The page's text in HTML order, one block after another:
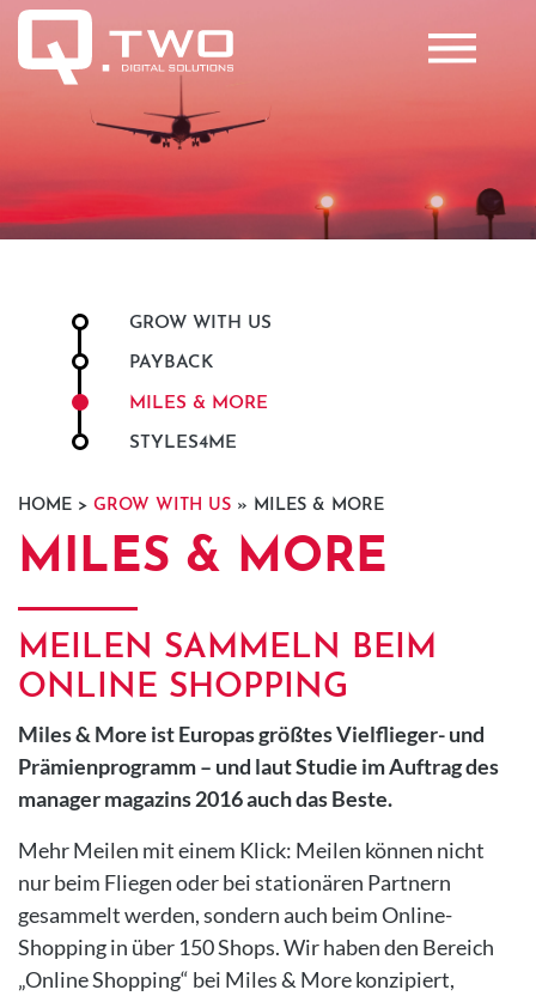
GROW WITH US
PAYBACK
MILES & MORE
STYLES4ME
HOME > GROW WITH US » MILES & MORE
MILES & MORE
MEILEN SAMMELN BEIM
ONLINE SHOPPING
Miles & More ist Europas größtes Vielflieger- und
Prämienprogramm – und laut Studie im Auftrag des
manager magazins 2016 auch das Beste.
Mehr Meilen mit einem Klick: Meilen können nicht
nur beim Fliegen oder bei stationären Partnern
gesammelt werden, sondern auch beim Online-
Shopping in über 150 Shops. Wir haben den Bereich
„Online Shopping“ bei Miles & More konzipiert,